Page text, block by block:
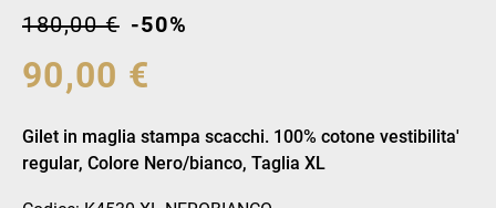
180,00 € -50%
90,00 €
Gilet in maglia stampa scacchi. 100% cotone vestibilita'
regular, Colore Nero/bianco, Taglia XL